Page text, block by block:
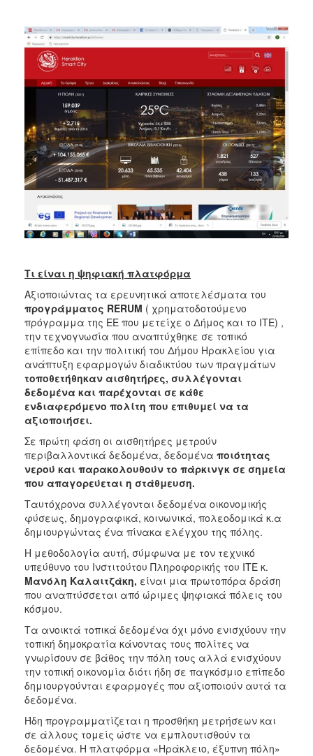
Τι είναι η ψηφιακή πλατφόρμα
Αξιοποιώντας τα ερευνητικά αποτελέσματα του
προγράμματος RERUM ( χρηματοδοτούμενο
πρόγραμμα της ΕΕ που μετείχε ο Δήμος και το ΙΤΕ) ,
την τεχνογνωσία που αναπτύχθηκε σε τοπικό
επίπεδο και την πολιτική του Δήμου Ηρακλείου για
ανάπτυξη εφαρμογών διαδικτύου των πραγμάτων
τοποθετήθηκαν αισθητήρες, συλλέγονται
δεδομένα και παρέχονται σε κάθε
ενδιαφερόμενο πολίτη που επιθυμεί να τα
αξιοποιήσει.
Σε πρώτη φάση οι αισθητήρες μετρούν
περιβαλλοντικά δεδομένα, δεδομένα ποιότητας
νερού και παρακολουθούν το πάρκινγκ σε σημεία
που απαγορεύεται η στάθμευση.
Ταυτόχρονα συλλέγονται δεδομένα οικονομικής
φύσεως, δημογραφικά, κοινωνικά, πολεοδομικά κ.α
δημιουργώντας ένα πίνακα ελέγχου της πόλης.
Η μεθοδολογία αυτή, σύμφωνα με τον τεχνικό
υπεύθυνο του Ινστιτούτου Πληροφορικής του ΙΤΕ κ.
Μανόλη Καλαιτζάκη, είναι μια πρωτοπόρα δράση
που αναπτύσσεται από ώριμες ψηφιακά πόλεις του
κόσμου.
Τα ανοικτά τοπικά δεδομένα όχι μόνο ενισχύουν την
τοπική δημοκρατία κάνοντας τους πολίτες να
γνωρίσουν σε βάθος την πόλη τους αλλά ενισχύουν
την τοπική οικονομία διότι ήδη σε παγκόσμιο επίπεδο
δημιουργούνται εφαρμογές που αξιοποιούν αυτά τα
δεδομένα.
Ήδη προγραμματίζεται η προσθήκη μετρήσεων και
σε άλλους τομείς ώστε να εμπλουτισθούν τα
δεδομένα. Η πλατφόρμα «Ηράκλειο, έξυπνη πόλη»